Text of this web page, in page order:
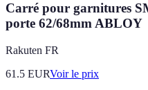
Carré pour garnitures
porte 62/68mm ABLOY
Rakuten FR
61.5 EURVoir le prix